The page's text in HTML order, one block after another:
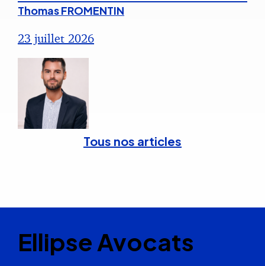
Thomas FROMENTIN
23 juillet 2026
Tous nos articles
Ellipse Avocats